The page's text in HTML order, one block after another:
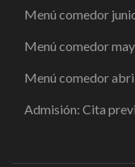
Menú comedor
Menú comedor
Menú comedor
Admisión: Cita